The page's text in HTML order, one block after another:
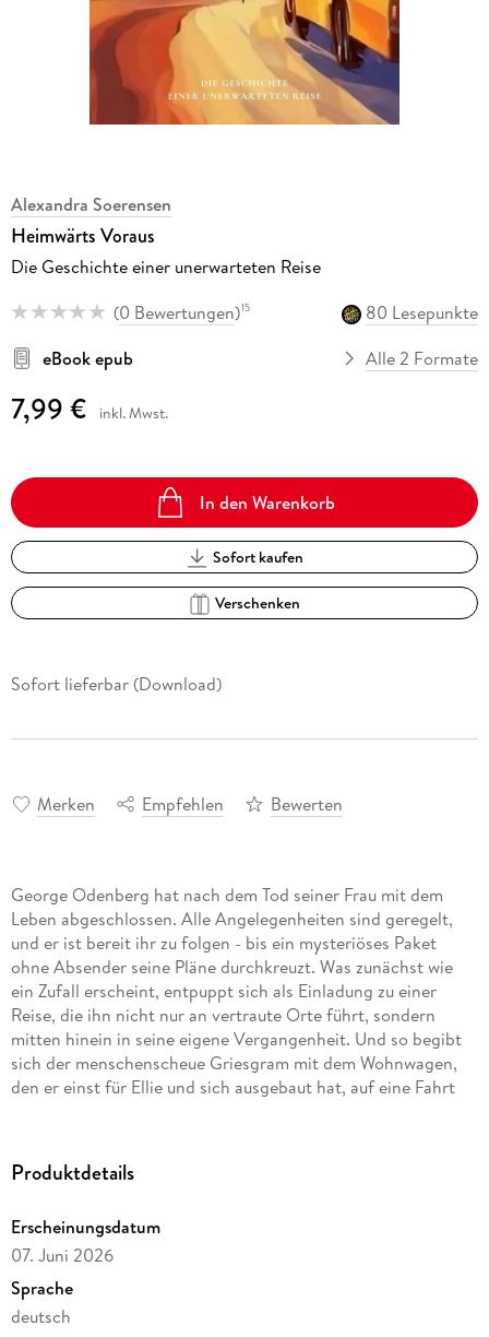
Alexandra Soerensen
Heimwärts Voraus
Die Geschichte einer unerwarteten Reise
(0 Bewertungen)15
80 Lesepunkte
eBook epub
Alle 2 Formate
7,99 € inkl. Mwst.
In den Warenkorb
Sofort kaufen
Verschenken
Sofort lieferbar (Download)
Merken Empfehlen Bewerten
George Odenberg hat nach dem Tod seiner Frau mit dem
Leben abgeschlossen. Alle Angelegenheiten sind geregelt,
und er ist bereit ihr zu folgen - bis ein mysteriöses Paket
ohne Absender seine Pläne durchkreuzt. Was zunächst wie
ein Zufall erscheint, entpuppt sich als Einladung zu einer
Reise, die ihn nicht nur an vertraute Orte führt, sondern
mitten hinein in seine eigene Vergangenheit. Und so begibt
sich der menschenscheue Griesgram mit dem Wohnwagen,
den er einst für Ellie und sich ausgebaut hat, auf eine Fahrt
über sechzig Jahren, als eine große Liebe begann. Ein Roman
über Abschiede, Erinnerungen und den Mut, sich ein letztes
Produktdetails
Erscheinungsdatum
07. Juni 2026
Sprache
deutsch